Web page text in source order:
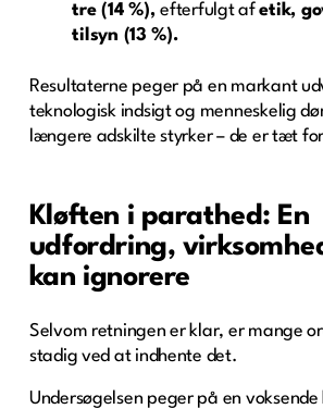
tre (14 %),efterfulgt afetik,
tilsyn (13 %).
Resultaterne peger på en markant
teknologisk indsigt og menneskelig
længere adskilte styrker – de er tæt
Kløften i parathed: En
udfordring,
kan ignorere
Selvom retningen er klar, er mange
stadig ved at indhente det.
Undersøgelsen peger på en